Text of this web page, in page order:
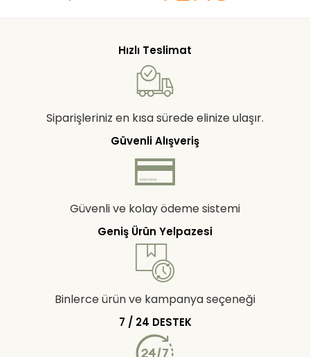
Hızlı Teslimat
Siparişleriniz en kısa sürede elinize ulaşır.
Güvenli Alışveriş
Güvenli ve kolay ödeme sistemi
Geniş Ürün Yelpazesi
Binlerce ürün ve kampanya seçeneği
7 / 24 DESTEK